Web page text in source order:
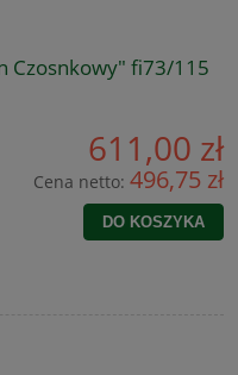
Czosnkowy" fi73/115
611,00 zł
Cena netto: 496,75 zł
DO KOSZYKA